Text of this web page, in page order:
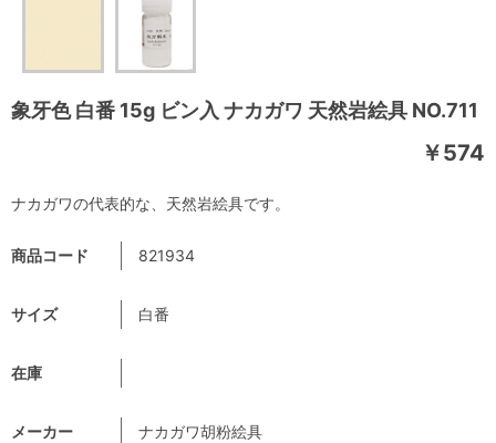
象牙色 白番 15g ビン入 ナカガワ 天然岩絵具 NO.711
￥574
商品コード 821934
サイズ 白番
在庫
メーカー ナカガワ胡粉絵具
ナカガワの代表的な、天然岩絵具です。